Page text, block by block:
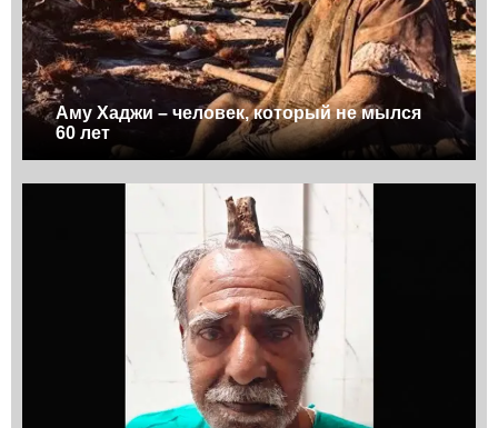
Аму Хаджи – человек, который не мылся
60 лет